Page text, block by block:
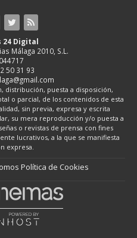
24 Digital
Málaga 2010, S.L.
50 31 93
distribución, puesta a disposición,
o parcial, de los contenidos de esta
sin previa, expresa y escrita
su mera reproducción y/o puesta a
o revistas de prensa con fines
lucrativos, a la que se manifiesta
expresa.
Política de Cookies